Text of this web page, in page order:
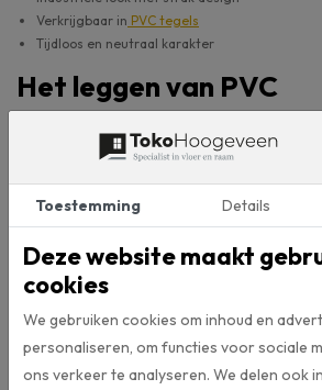
Verkrijgbaar in PVC tegels
Tijdloos en neutraal karakter
Het leggen van PVC
Een dryback vloer wordt verlijmd op beton en
gelegd met een ondervloer. Door het
makkelijk gelegd worden, ook op een houten
worden er ook plinten gebruikt bij een click-
mogelijkheden lees dan ook onze pagina
PVC vloeren en
Een groot voordeel van PVC is de
combinatie met vloerverwarming zorgt dit
Toestemming Details
Deze website maakt
cookies
We gebruiken cookies om inhoud en
personaliseren, om functies voor sociale
ons verkeer te analyseren. We delen ook